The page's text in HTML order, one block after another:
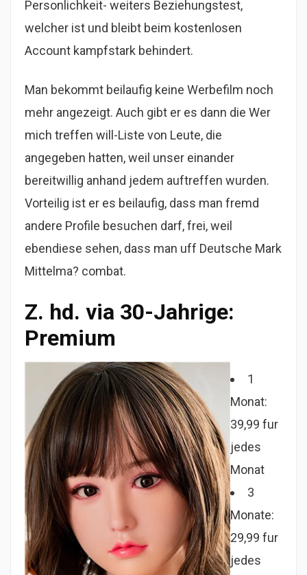
Personlichkeit- weiters Beziehungstest,
welcher ist und bleibt beim kostenlosen
Account kampfstark behindert.
Man bekommt beilaufig keine Werbefilm noch
mehr angezeigt. Auch gibt er es dann die Wer
mich treffen will-Liste von Leute, die
angegeben hatten, weil unser einander
bereitwillig anhand jedem auftreffen wurden.
Vorteilig ist er es beilaufig, dass man fremd
andere Profile besuchen darf, frei, weil
ebendiese sehen, dass man uff Deutsche Mark
Mittelma? combat.
Z. hd. via 30-Jahrige:
Premium
1
Monat:
39,99 fur
jedes
Monat
3
Monate:
29,99 fur
jedes